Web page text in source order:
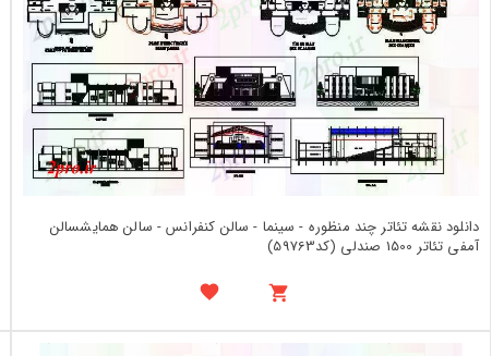
دانلود نقشه تئاتر چند منظوره - سینما - سالن کنفرانس - سالن همایشسالن
آمفی تئاتر 1500 صندلی (کد59763)